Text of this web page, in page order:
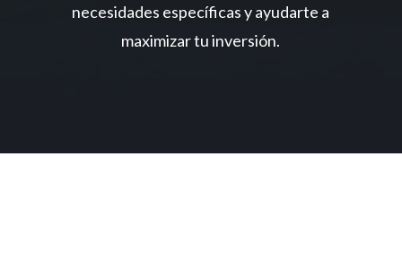
necesidades específicas y ayudarte a
maximizar tu inversión.